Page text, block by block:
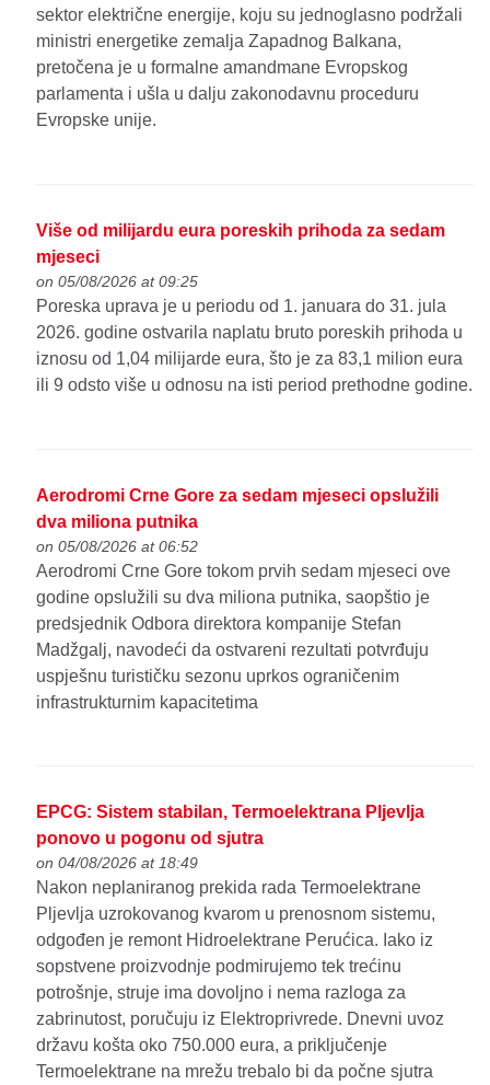
sektor električne energije, koju su jednoglasno podržali
ministri energetike zemalja Zapadnog Balkana,
pretočena je u formalne amandmane Evropskog
parlamenta i ušla u dalju zakonodavnu proceduru
Evropske unije.
Više od milijardu eura poreskih prihoda za sedam
mjeseci
on 05/08/2026 at 09:25
Poreska uprava je u periodu od 1. januara do 31. jula
2026. godine ostvarila naplatu bruto poreskih prihoda u
iznosu od 1,04 milijarde eura, što je za 83,1 milion eura
ili 9 odsto više u odnosu na isti period prethodne godine.
Aerodromi Crne Gore za sedam mjeseci opslužili
dva miliona putnika
on 05/08/2026 at 06:52
Aerodromi Crne Gore tokom prvih sedam mjeseci ove
godine opslužili su dva miliona putnika, saopštio je
predsjednik Odbora direktora kompanije Stefan
Madžgalj, navodeći da ostvareni rezultati potvrđuju
uspješnu turističku sezonu uprkos ograničenim
infrastrukturnim kapacitetima
EPCG: Sistem stabilan, Termoelektrana Pljevlja
ponovo u pogonu od sjutra
on 04/08/2026 at 18:49
Nakon neplaniranog prekida rada Termoelektrane
Pljevlja uzrokovanog kvarom u prenosnom sistemu,
odgođen je remont Hidroelektrane Perućica. Iako iz
sopstvene proizvodnje podmirujemo tek trećinu
potrošnje, struje ima dovoljno i nema razloga za
zabrinutost, poručuju iz Elektroprivrede. Dnevni uvoz
državu košta oko 750.000 eura, a priključenje
Termoelektrane na mrežu trebalo bi da počne sjutra